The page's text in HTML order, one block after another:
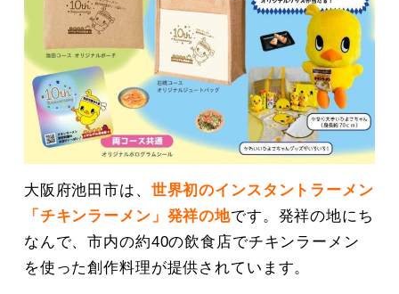
大阪府池田市は、 世界初のインスタントラーメン
「チキンラーメン」発祥の地です。発祥の地にち
なんで、市内の約40の飲食店でチキンラーメン
を使った創作料理が提供されています。